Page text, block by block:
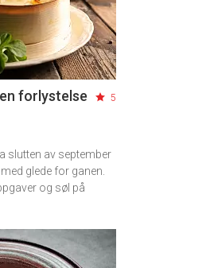
forlystelse 5
slutten av september
glede for ganen.
og søl på